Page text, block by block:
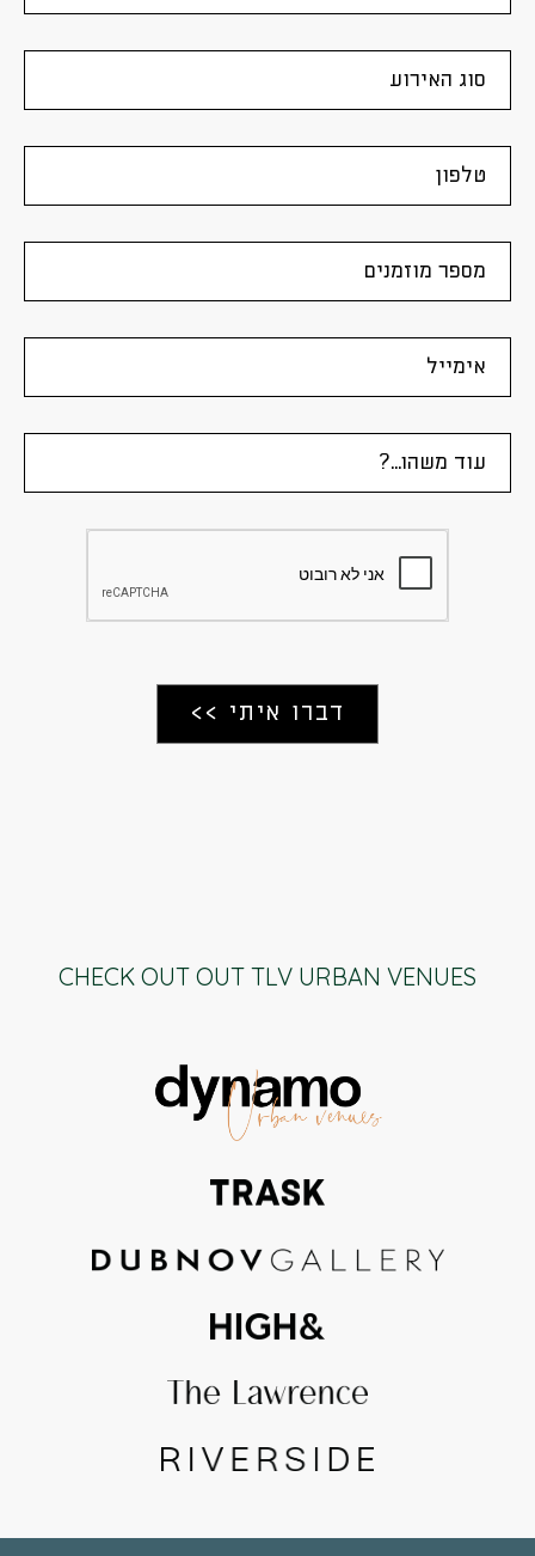
CHECK OUT OUT TLV URBAN VENUES